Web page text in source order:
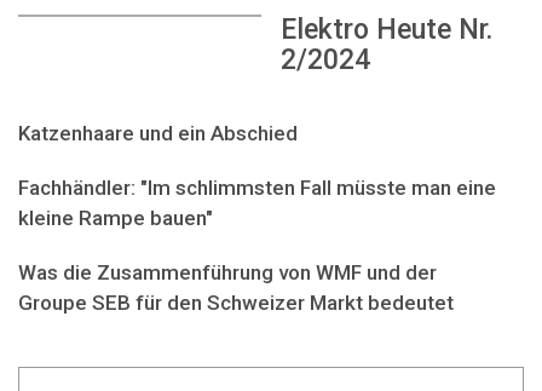
Elektro Heute Nr.
2/2024
Katzenhaare und ein Abschied
Fachhändler: "Im schlimmsten Fall müsste man eine
kleine Rampe bauen"
Was die Zusammenführung von WMF und der
Groupe SEB für den Schweizer Markt bedeutet